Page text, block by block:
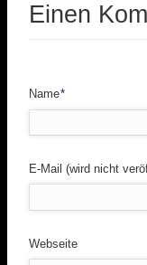
Einen
Pflichtfeld
Name*
Pflichtfeld
E-Mail (wird nicht
Webseite